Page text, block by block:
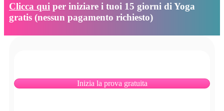
Clicca qui per iniziare i tuoi 15 giorni di Yoga
gratis (nessun pagamento richiesto)
Inizia la prova gratuita